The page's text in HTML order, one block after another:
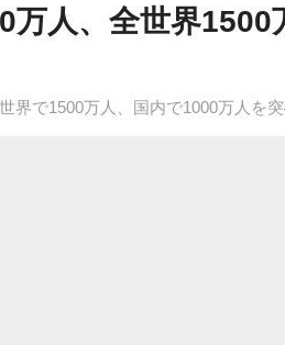
万人、全世界1500
で1500万人、国内で1000万人を突